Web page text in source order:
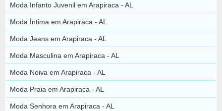
Moda Infanto Juvenil em Arapiraca - AL
Moda Íntima em Arapiraca - AL
Moda Jeans em Arapiraca - AL
Moda Masculina em Arapiraca - AL
Moda Noiva em Arapiraca - AL
Moda Praia em Arapiraca - AL
Moda Senhora em Arapiraca - AL